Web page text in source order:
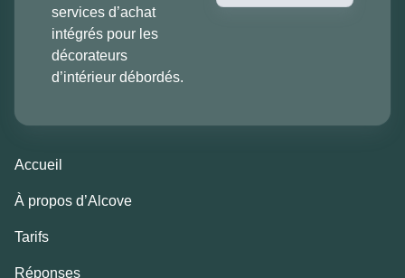
services d’achat
intégrés pour les
décorateurs
d’intérieur débordés.
Accueil
À propos d’Alcove
Tarifs
Réponses